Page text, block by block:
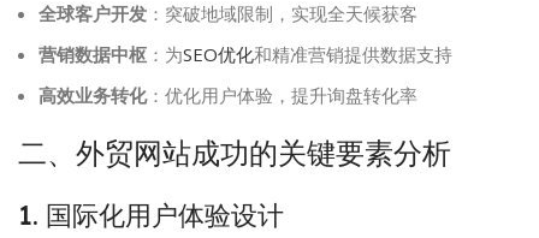
全球客户开发 ：突破地域限制，实现全天候获客
营销数据中枢 ：为SEO优化和精准营销提供数据支持
高效业务转化：优化用户体验，提升询盘转化率
二、外贸网站成功的关键要素分析
1. 国际化用户体验设计